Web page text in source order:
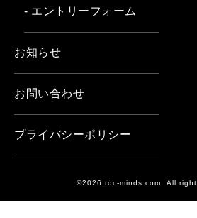
- エントリーフォーム
お知らせ
お問い合わせ
プライバシーポリシー
©2026 tdc-minds.com. All